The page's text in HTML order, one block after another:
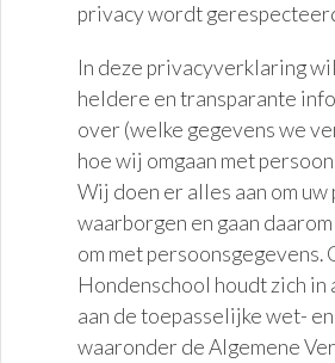
privacy wordt
In deze privacyverklaring
heldere en transparante
over (welke gegevens we
hoe wij omgaan met
Wij doen er alles aan om uw
waarborgen en gaan
om met persoonsgegevens.
Hondenschool houdt zich in
aan de toepasselijke wet-
waaronder de Algemene